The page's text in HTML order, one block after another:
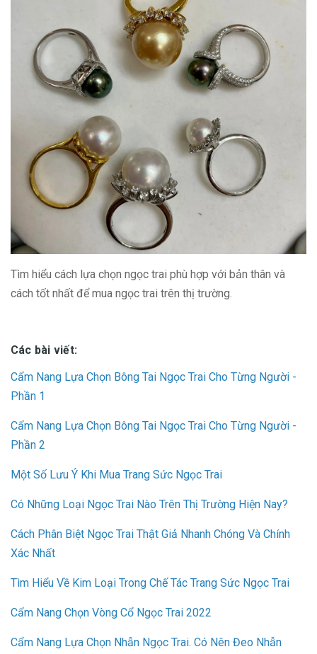
Tìm hiểu cách lựa chọn ngọc trai phù hợp với bản thân và
cách tốt nhất để mua ngọc trai trên thị trường.
Các bài viết:
Cẩm Nang Lựa Chọn Bông Tai Ngọc Trai Cho Từng Người -
Phần 1
Cẩm Nang Lựa Chọn Bông Tai Ngọc Trai Cho Từng Người -
Phần 2
Một Số Lưu Ý Khi Mua Trang Sức Ngọc Trai
Có Những Loại Ngọc Trai Nào Trên Thị Trường Hiện Nay?
Cách Phân Biệt Ngọc Trai Thật Giả Nhanh Chóng Và Chính
Xác Nhất
Tìm Hiểu Về Kim Loại Trong Chế Tác Trang Sức Ngọc Trai
Cẩm Nang Chọn Vòng Cổ Ngọc Trai 2022
Cẩm Nang Lựa Chọn Nhẫn Ngọc Trai. Có Nên Đeo Nhẫn